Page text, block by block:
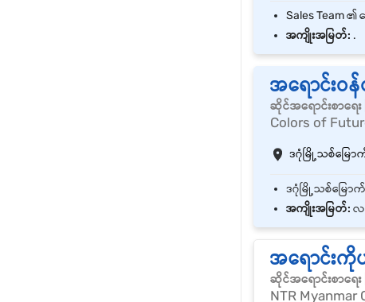
အကျိုးအမြတ်: .
အရောင်းဝ
ဆိုင်အရောင်းစာရေ
Colors of
ဒဂုံမြို့သစ်မြော
အကျိုးအမြတ်: လ
အရောင်း
ဆိုင်အရောင်းစာရေ
NTR Myanmar